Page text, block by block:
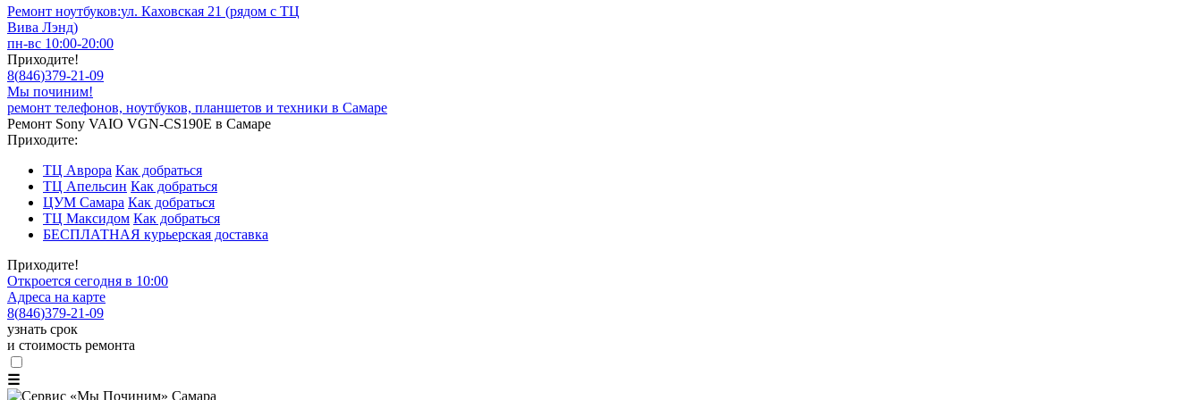
Ремонт ноутбуков:ул. Каховская 21 (рядом с ТЦ
Вива Лэнд)
пн-вс 10:00-20:00
Приходите!
8(846)379-21-09
Мы починим!
ремонт телефонов, ноутбуков, планшетов и техники в Самаре
Ремонт Sony VAIO VGN-CS190E в Самаре
Приходите:
ТЦ Аврора Как добраться
ТЦ Апельсин Как добраться
ЦУМ Самара Как добраться
ТЦ Максидом Как добраться
БЕСПЛАТНАЯ курьерская доставка
Приходите!
Откроется сегодня в 10:00
Адреса на карте
8(846)379-21-09
узнать срок
и стоимость ремонта
☰